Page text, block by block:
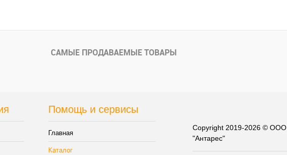
САМЫЕ ПРОДАВАЕМЫЕ ТОВАРЫ
Помощь и сервисы
Главная
Каталог
Copyright 2019-2026 © ООО
"Антарес"